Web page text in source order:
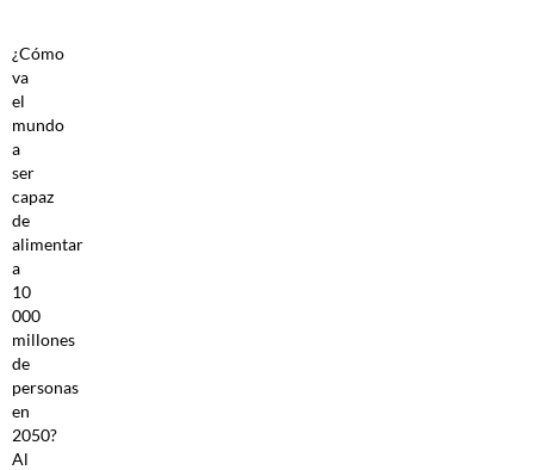
¿Cómo
va
el
mundo
a
ser
capaz
de
alimentar
a
10
000
millones
de
personas
en
2050?
Al